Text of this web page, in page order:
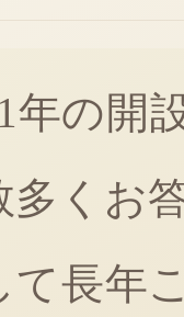
年の開
多くお
て長年